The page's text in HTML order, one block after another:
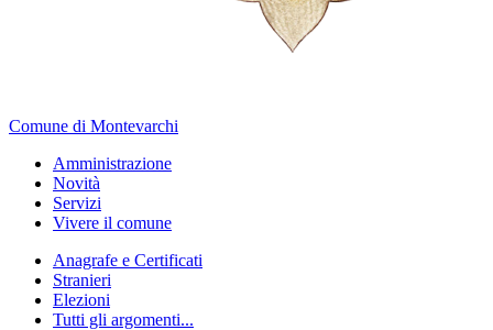
Comune di Montevarchi
Amministrazione
Novità
Servizi
Vivere il comune
Anagrafe e Certificati
Stranieri
Elezioni
Tutti gli argomenti...